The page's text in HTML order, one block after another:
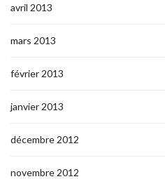
avril 2013
mars 2013
février 2013
janvier 2013
décembre 2012
novembre 2012